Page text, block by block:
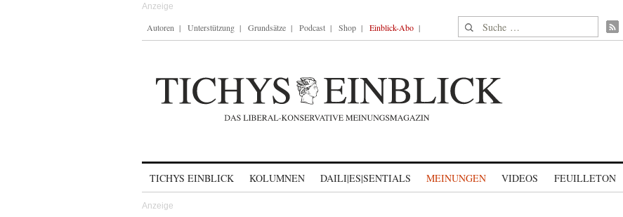
Autoren Unterstützung Grundsätze Podcast Shop Einblick-Abo Suche nach:
TICHYS EINBLICK KOLUMNEN DAILI|ES|SENTIALS MEINUNGEN VIDEOS FEUILLETON